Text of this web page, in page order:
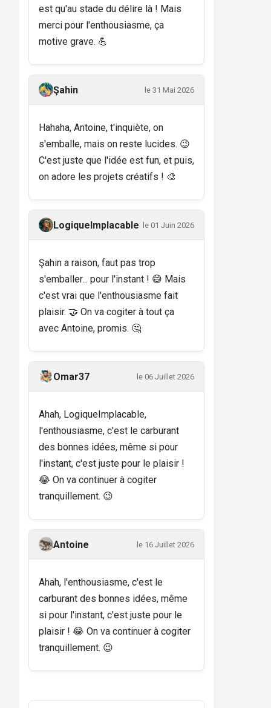
est qu'au stade du délire là ! Mais
merci pour l'enthousiasme, ça
motive grave. 💪
Şahin le 31 Mai 2026
Hahaha, Antoine, t'inquiète, on
s'emballe, mais on reste lucides. 😉
C'est juste que l'idée est fun, et puis,
on adore les projets créatifs ! 🎨
LogiqueImplacable le 01 Juin 2026
Şahin a raison, faut pas trop
s'emballer... pour l'instant ! 😅 Mais
c'est vrai que l'enthousiasme fait
plaisir. 🤝 On va cogiter à tout ça
avec Antoine, promis. 🤔
Omar37 le 06 Juillet 2026
Ahah, LogiqueImplacable,
l'enthousiasme, c'est le carburant
des bonnes idées, même si pour
l'instant, c'est juste pour le plaisir !
😂 On va continuer à cogiter
tranquillement. 😉
Antoine le 16 Juillet 2026
Ahah, l'enthousiasme, c'est le
carburant des bonnes idées, même
si pour l'instant, c'est juste pour le
plaisir ! 😂 On va continuer à cogiter
tranquillement. 😉